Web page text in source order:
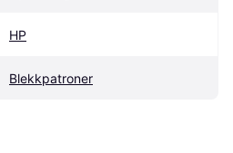
HP
Blekkpatroner